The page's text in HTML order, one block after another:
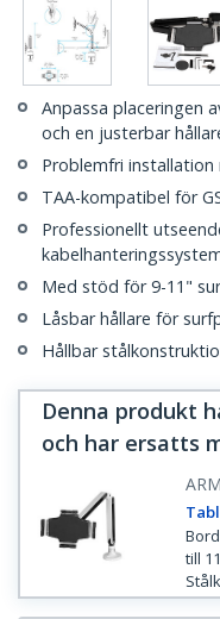
Anpassa placeringen
och en justerbar
Problemfri
TAA-kompatibel för
Professionellt
Med stöd för 9-11"
Låsbar hållare för
Hållbar
Denna produkt
och har ersatts
till